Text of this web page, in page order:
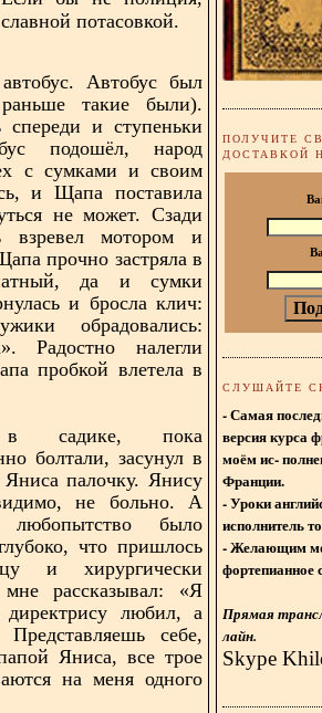
потасовкой.
Автобус был
такие были).
и ступеньки
подошёл, народ
с сумками и своим
и Щапа поставила
не может. Сзади
взревел мотором и
прочно застряла в
да и сумки
и бросла клич:
обрадовались:
Радостно налегли
пробкой влетела в
в садике, пока
болтали, засунул в
палочку. Янису
не больно. А
любопытство было
что пришлось
и хирургически
рассказывал: «Я
директрису любил, а
себе,
Яниса, все трое
на меня одного
ПОЛУЧИТЕ
ДОСТАВКОЙ
СЛУШАЙТЕ
- Самая
версия курса
моём ис-
Франции.
- Уроки
исполнитель
- Желающим
фортепианное
Прямая
лайн.
Skype